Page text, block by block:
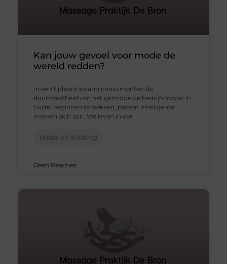
Kan jouw gevoel voor mode de
wereld redden?
In een tijdperk waarin consumenten de
duurzaamheid van het gemiddelde bedrijfsmodel in
twijfel beginnen te trekken, passen intelligente
merken zich aan. We leven in een
Mode en Kleding
Geen Reacties